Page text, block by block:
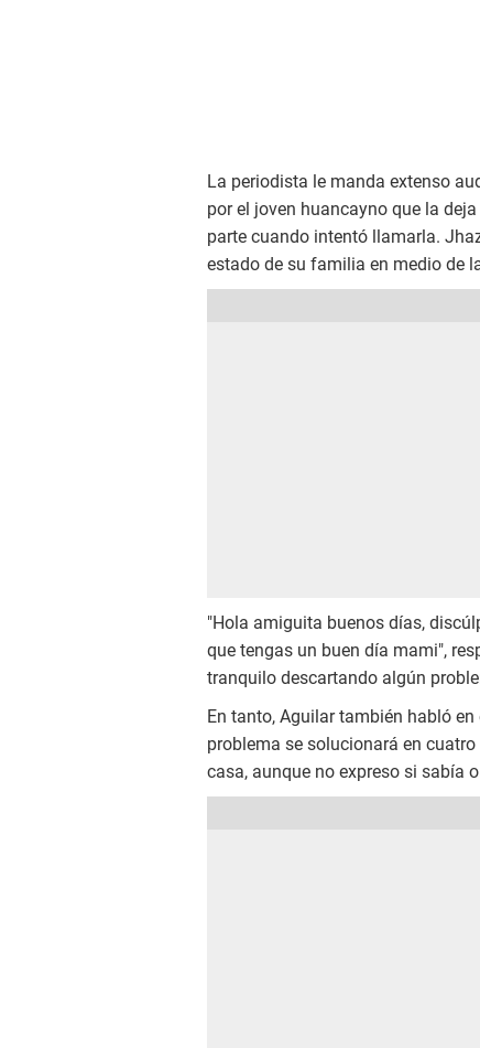
La periodista le manda extenso
por el joven huancayno que la
parte cuando intentó llamarla.
estado de su familia en medio de
"Hola amiguita buenos días,
que tengas un buen día mami",
tranquilo descartando algún
En tanto, Aguilar también habló
problema se solucionará en
casa, aunque no expreso si sabía